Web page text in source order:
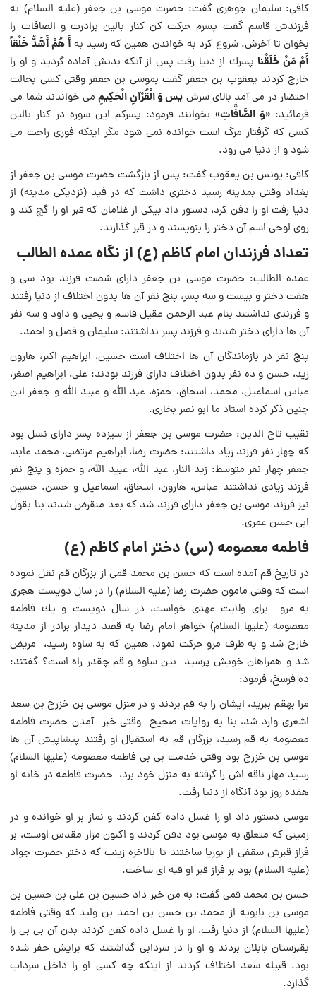
كافى: سلیمان جوهرى گفت: حضرت موسى بن جعفر (علیه السلام) به
فرزندش قاسم گفت پسرم حركت كن كنار بالین برادرت و الصافات را
بخوان تا آخرش. شروع كرد به خواندن همین كه رسید بهأَ هُمْ أَشَدُّ خَلْقاً
أَمْ مَنْ خَلَقْنا پسرك از دنیا رفت پس از آنكه بدنش آماده گردید و او را
خارج كردند یعقوب بن جعفر گفت بموسى بن جعفر وقتى كسى بحالت
احتضار در مى‏ آمد بالاى سرش یس وَ الْقُرْآنِ الْحَكِیمِمی خواندند شما می
فرمائید: «وَ الصَّافَّاتِ»بخوانند فرمود: پسركم این سوره در كنار بالین
كسى كه گرفتار مرگ است خوانده نمی شود مگر اینكه فورى راحت مى‏
شود و از دنیا می رود.
كافى: یونس بن یعقوب گفت: پس از بازگشت حضرت موسى بن جعفر از
بغداد وقتى بمدینه رسید دخترى داشت كه در فید (نزدیكى مدینه) از
دنیا رفت او را دفن كرد، دستور داد بیكى از غلامان كه قبر او را گچ كند و
روى لوحى اسم آن دختر را بنویسند و در قبر گذارند.
تعداد فرزندان امام کاظم (ع) از نگاه عمده الطالب
عمده الطالب: حضرت موسى بن جعفر داراى شصت فرزند بود سى و
هفت دختر و بیست و سه پسر، پنج نفر آن ها بدون اختلاف از دنیا رفتند
و فرزندى نداشتند بنام عبد الرحمن عقیل قاسم و یحیى و داود و سه نفر
آن ها داراى دختر شدند و فرزند پسر نداشتند: سلیمان و فضل و احمد.
پنج نفر در بازماندگان آن ها اختلاف است حسین، ابراهیم اكبر، هارون
زید، حسن و ده نفر بدون اختلاف داراى فرزند بودند: على، ابراهیم اصغر،
عباس اسماعیل، محمد، اسحاق، حمزه، عبد اللّه و عبید اللّه و جعفر این
چنین ذكر كرده استاد ما ابو نصر بخارى.
نقیب تاج الدین: حضرت موسى بن جعفر از سیزده پسر داراى نسل بود
كه چهار نفر فرزند زیاد داشتند: حضرت رضا، ابراهیم مرتضى، محمد عابد،
جعفر چهار نفر متوسط: زید النار، عبد اللَّه، عبید اللَّه، و حمزه و پنج نفر
فرزند زیادى نداشتند عباس، هارون، اسحاق، اسماعیل و حسن. حسین
نیز فرزند موسى بن جعفر داراى فرزند شد كه بعد منقرض شدند بنا بقول
ابى حسن عمرى.
فاطمه معصومه (س) دختر امام کاظم (ع)
در تاریخ قم آمده است که حسن بن محمد قمى از بزرگان قم نقل نموده
است که وقتى مامون حضرت رضا (علیه السلام) را در سال دویست هجری
به مرو براى ولایت عهدی خواست، در سال دویست و یك فاطمه
معصومه (علیها السلام) خواهر امام رضا به قصد دیدار برادر از مدینه
خارج شد و به طرف مرو حرکت نمود، همین كه به ساوه رسید، مریض
شد و همراهان خویش پرسید بین ساوه و قم چقدر راه است؟ گفتند:
ده فرسخ، فرمود:
مرا بهقم ببرید، ایشان را به قم بردند و در منزل موسى بن خزرج بن سعد
اشعرى وارد شد، بنا به روایات صحیح وقتى خبر آمدن حضرت فاطمه
معصومه به قم رسید، بزرگان قم به استقبال او رفتند پیشاپیش آن ها
موسى بن خزرج بود وقتى خدمت بى‏ بى فاطمه معصومه (علیها السلام)
رسید مهار ناقه‏ اش را گرفته به منزل خود برد، حضرت فاطمه در خانه او
هفده روز بود آنگاه از دنیا رفت.
موسى دستور داد او را غسل داده كفن كردند و نماز بر او خوانده و در
زمینى كه متعلق به موسى بود دفن كردند و اكنون مزار مقدس اوست، بر
فراز قبرش سقفى از بوریا ساختند تا بالاخره زینب كه دختر حضرت جواد
(علیه السلام) بود بر فراز قبر او قبه ‏اى ساخت.
حسن بن محمد قمى گفت: به من خبر داد حسین بن على بن حسین بن
موسى بن بابویه از محمد بن حسن بن احمد بن ولید كه وقتى فاطمه
(علیها السلام) از دنیا رفت، او را غسل داده كفن كردند بدن آن بى‏ بى را
بقبرستان بابلان بردند و او را در سردابى گذاشتند كه برایش حفر شده
بود. قبیله سعد اختلاف كردند از اینكه چه كسى او را داخل سرداب
گذارد.